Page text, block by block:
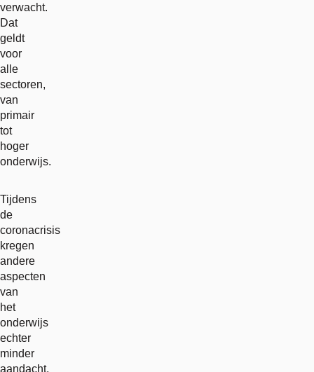
verwacht.
Dat
geldt
voor
alle
sectoren,
van
primair
tot
hoger
onderwijs.
Tijdens
de
coronacrisis
kregen
andere
aspecten
van
het
onderwijs
echter
minder
aandacht.